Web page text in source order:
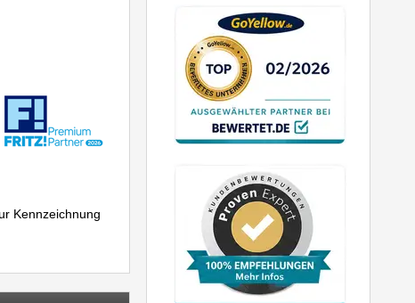
Kennzeichnung